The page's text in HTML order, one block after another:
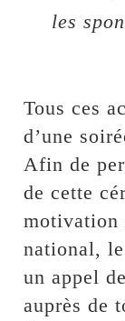
les
Tous ces
d’une
Afin de
de cette
motivation
national,
un appel
auprès de